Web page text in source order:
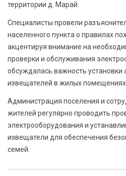
территории д. Марай.
Специалисты провели
населенного пункта о правилах
акцентируя внимание на
проверки и обслуживания
обсуждалась важность
извещателей в жилых помещениях.
Администрация поселения и
жителей регулярно проводить
электрооборудования и
извещатели для обеспечения
семей.